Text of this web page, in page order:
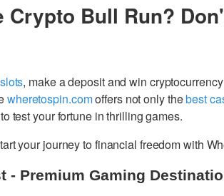
Crypto Bull Run?
, make a deposit and win
wheretospin.comoffers not only thebest
test your fortune in thrilling games.
your journey to financial freedom with
- Premium Gaming